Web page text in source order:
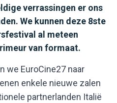
verrassingen er ons
We kunnen deze 8ste
al meteen
van formaat.
we EuroCine27 naar
enkele nieuwe zalen
partnerlanden Italië